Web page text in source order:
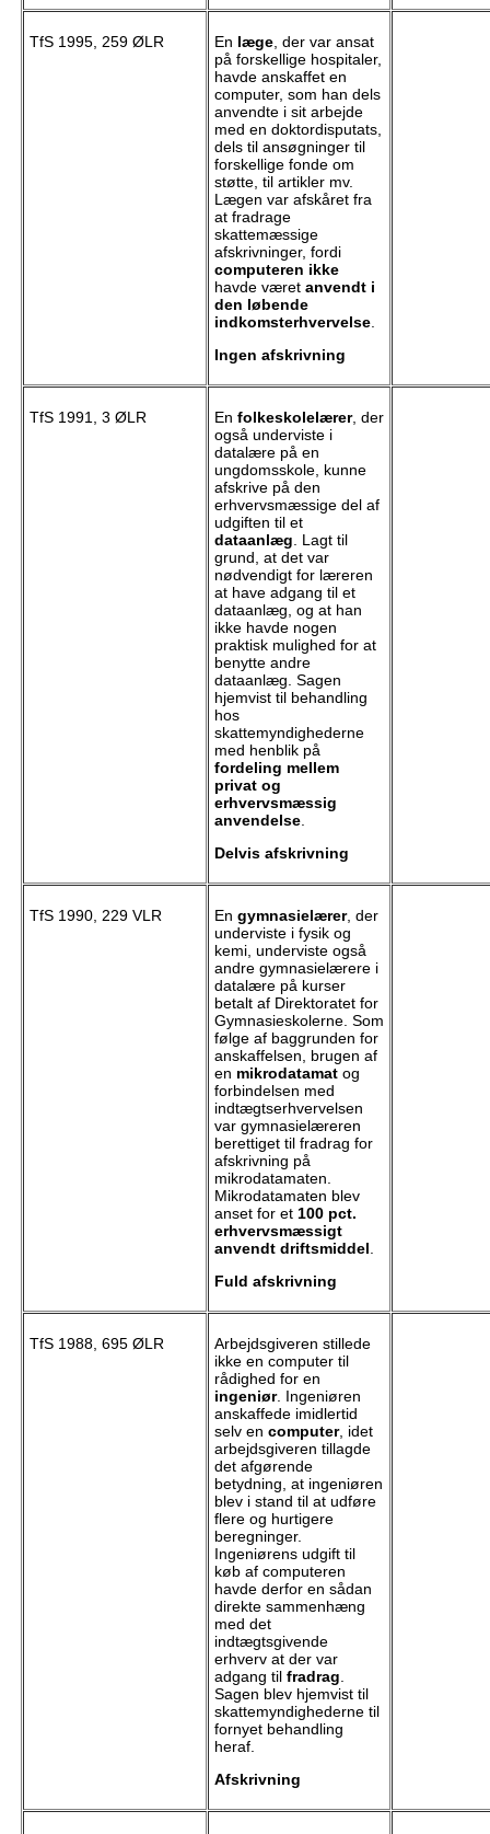
TfS 1995, 259 ØLR En læge, der var ansat
på forskellige hospitaler,
havde anskaffet en
computer, som han dels
anvendte i sit arbejde
med en doktordisputats,
dels til ansøgninger til
forskellige fonde om
støtte, til artikler mv.
Lægen var afskåret fra
at fradrage
skattemæssige
afskrivninger, fordi
computeren ikke
havde været anvendt i
den løbende
indkomsterhvervelse.
Ingen afskrivning
TfS 1991, 3 ØLR En folkeskolelærer, der
også underviste i
datalære på en
ungdomsskole, kunne
afskrive på den
erhvervsmæssige del af
udgiften til et
dataanlæg . Lagt til
grund, at det var
nødvendigt for læreren
at have adgang til et
dataanlæg, og at han
ikke havde nogen
praktisk mulighed for at
benytte andre
dataanlæg. Sagen
hjemvist til behandling
hos
skattemyndighederne
med henblik på
fordeling mellem
privat og
erhvervsmæssig
anvendelse.
Delvis afskrivning
TfS 1990, 229 VLR En gymnasielærer, der
underviste i fysik og
kemi, underviste også
andre gymnasielærere i
datalære på kurser
betalt af Direktoratet for
Gymnasieskolerne. Som
følge af baggrunden for
anskaffelsen, brugen af
en mikrodatamatog
forbindelsen med
indtægtserhvervelsen
var gymnasielæreren
berettiget til fradrag for
afskrivning på
mikrodatamaten.
Mikrodatamaten blev
anset for et 100 pct.
erhvervsmæssigt
anvendt driftsmiddel
Fuld afskrivning
TfS 1988, 695 ØLR
Arbejdsgiveren stillede
ikke en computer til
rådighed for en
ingeniør. Ingeniøren
anskaffede imidlertid
selv en computer, idet
arbejdsgiveren tillagde
det afgørende
betydning, at ingeniøren
blev i stand til at udføre
flere og hurtigere
beregninger.
Ingeniørens udgift til
køb af computeren
havde derfor en sådan
direkte sammenhæng
med det
indtægtsgivende
erhverv at der var
adgang til fradrag
Sagen blev hjemvist til
skattemyndighederne til
fornyet behandling
heraf.
Afskrivning